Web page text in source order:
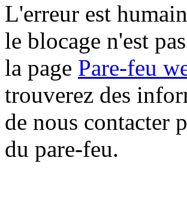
L'erreur est
le blocage n'est
la page Pare-feu
trouverez des
de nous contacter
du pare-feu.